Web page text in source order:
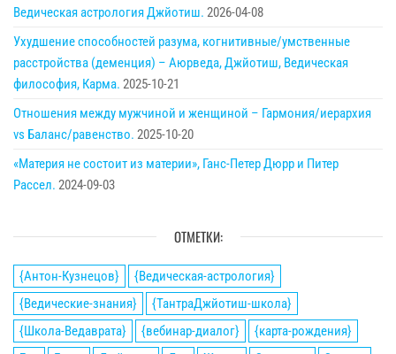
Ведическая астрология Джйотиш. 2026-04-08
Ухудшение способностей разума, когнитивные/умственные
расстройства (деменция) – Аюрведа, Джйотиш, Ведическая
философия, Карма. 2025-10-21
Отношения между мужчиной и женщиной – Гармония/иерархия
vs Баланс/равенство. 2025-10-20
«Материя не состоит из материи», Ганс-Петер Дюрр и Питер
Рассел. 2024-09-03
ОТМЕТКИ:
{Антон-Кузнецов}
{Ведическая-астрология}
{Ведические-знания}
{ТантраДжйотиш-школа}
{Школа-Ведаврата}
{вебинар-диалог}
{карта-рождения}